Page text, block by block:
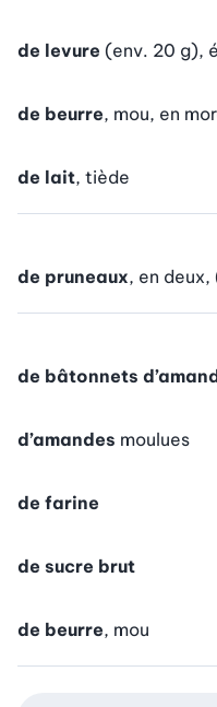
de levure (env. 20 g),
de beurre, mou, en
de lait, tiède
de pruneaux, en deux,
de bâtonnets
d’amandes moulues
de farine
de sucre brut
de beurre, mou